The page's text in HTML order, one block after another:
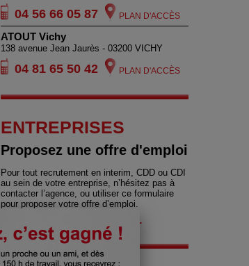
04 56 66 05 87 PLAN D'ACCÈS
ATOUT Vichy
138 avenue Jean Jaurès - 03200 VICHY
04 81 65 50 42 PLAN D'ACCÈS
ENTREPRISES
Proposez une offre d'emploi
Pour tout recrutement en interim, CDD ou CDI
au sein de votre entreprise, n’hésitez pas à
contacter l’agence, ou utiliser ce formulaire
pour proposer votre offre d’emploi.
Contact pour recruter